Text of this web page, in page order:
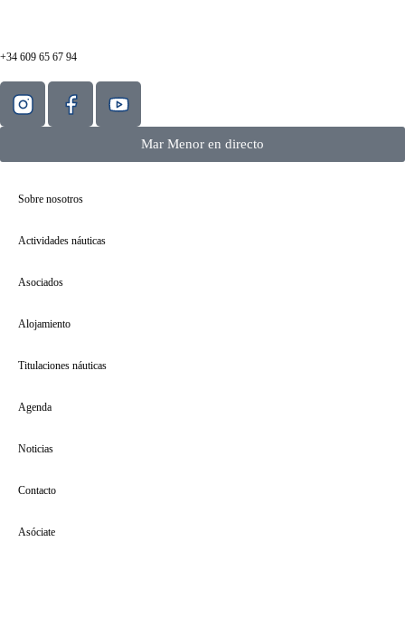
+34 609 65 67 94
Mar Menor en directo
Sobre nosotros
Actividades náuticas
Asociados
Alojamiento
Titulaciones náuticas
Agenda
Noticias
Contacto
Asóciate